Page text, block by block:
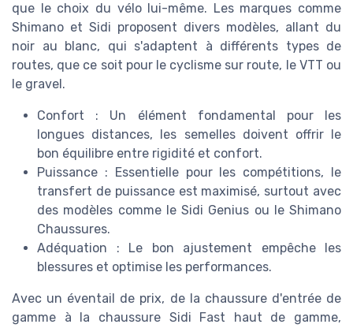
que le choix du vélo lui-même. Les marques comme
Shimano et Sidi proposent divers modèles, allant du
noir au blanc, qui s'adaptent à différents types de
routes, que ce soit pour le cyclisme sur route, le VTT ou
le gravel.
Confort : Un élément fondamental pour les
longues distances, les semelles doivent offrir le
bon équilibre entre rigidité et confort.
Puissance : Essentielle pour les compétitions, le
transfert de puissance est maximisé, surtout avec
des modèles comme le Sidi Genius ou le Shimano
Chaussures.
Adéquation : Le bon ajustement empêche les
blessures et optimise les performances.
Avec un éventail de prix, de la chaussure d'entrée de
gamme à la chaussure Sidi Fast haut de gamme,